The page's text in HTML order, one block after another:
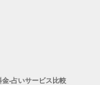
-占いサービス比較